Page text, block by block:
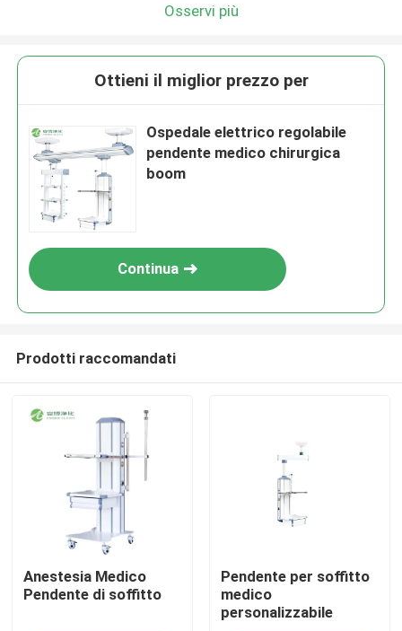
Osservi più
Ottieni il miglior prezzo per
Ospedale elettrico regolabile
pendente medico chirurgica
boom
Continua
Prodotti raccomandati
Anestesia Medico
Pendente di soffitto
Pendente per soffitto
medico
personalizzabile